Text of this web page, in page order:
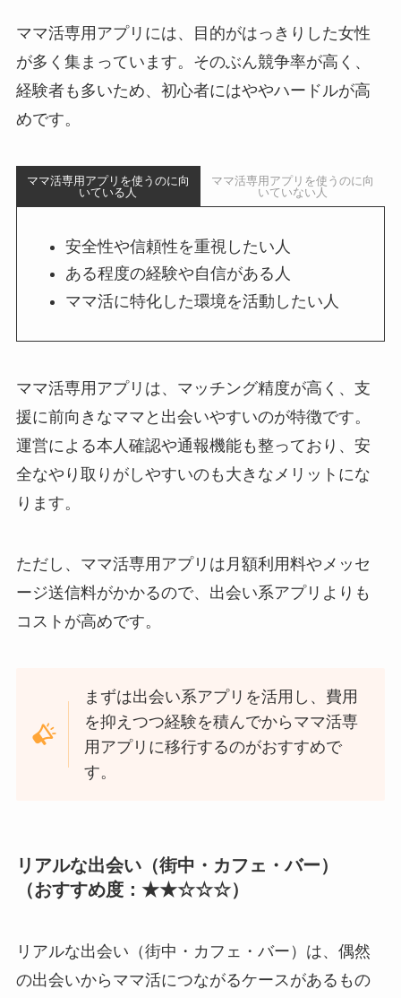
ママ活専用アプリには、目的がはっきりした女性
が多く集まっています。そのぶん競争率が高く、
経験者も多いため、初心者にはややハードルが高
めです。
ママ活専用アプリを使うのに向
いている人
ママ活専用アプリを使うのに向
いていない人
安全性や信頼性を重視したい人
ある程度の経験や自信がある人
ママ活に特化した環境を活動したい人
ママ活専用アプリは、マッチング精度が高く、支
援に前向きなママと出会いやすいのが特徴です。
運営による本人確認や通報機能も整っており、安
全なやり取りがしやすいのも大きなメリットにな
ります。
ただし、ママ活専用アプリは月額利用料やメッセ
ージ送信料がかかるので、出会い系アプリよりも
コストが高めです。
まずは出会い系アプリを活用し、費用
を抑えつつ経験を積んでからママ活専
用アプリに移行するのがおすすめで
す。
リアルな出会い（街中・カフェ・バー）
（おすすめ度：★★☆☆☆）
リアルな出会い（街中・カフェ・バー）は、偶然
の出会いからママ活につながるケースがあるもの